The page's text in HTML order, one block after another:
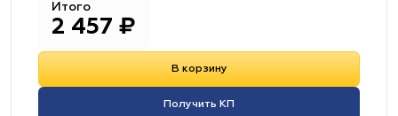
Итого
2 457 ₽
В корзину
Получить КП